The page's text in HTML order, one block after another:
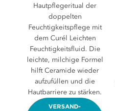
Hautpflegeritual der
doppelten
Feuchtigkeitspflege mit
dem Curél Leichten
Feuchtigkeitsfluid. Die
leichte, milchige Formel
hilft Ceramide wieder
aufzufüllen und die
Hautbarriere zu stärken.
VERSAND-